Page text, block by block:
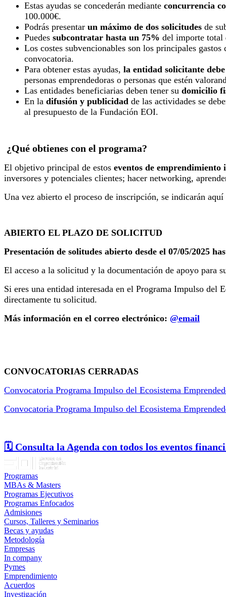
Estas ayudas se concederán mediante concurrencia
100.000€.
Podrás presentar un máximo de dos solicitudes de
Puedes subcontratar hasta un 75% del importe total
Los costes subvencionables son los principales
convocatoria.
Para obtener estas ayudas, la entidad solicitante
personas emprendedoras o personas que estén
Las entidades beneficiarias deben tener su domicilio
En la difusión y publicidad de las actividades se
al presupuesto de la Fundación EOI.
¿Qué obtienes con el programa?
El objetivo principal de estos eventos de emprendimiento
inversores y potenciales clientes; hacer networking,
Una vez abierto el proceso de inscripción, se indicarán
ABIERTO EL PLAZO DE SOLICITUD
Presentación de solitudes abierto desde el 07/05/2025
El acceso a la solicitud y la documentación de apoyo para
Si eres una entidad interesada en el Programa Impulso del
directamente tu solicitud.
Más información en el correo electrónico: @email
CONVOCATORIAS CERRADAS
Convocatoria Programa Impulso del Ecosistema
Convocatoria Programa Impulso del Ecosistema
🗓️ Consulta la Agenda con todos los eventos
Programas
MBAs & Masters
Programas Ejecutivos
Programas Enfocados
Admisiones
Cursos, Talleres y Seminarios
Becas y ayudas
Metodología
Empresas
In company
Pymes
Emprendimiento
Acuerdos
Investigación